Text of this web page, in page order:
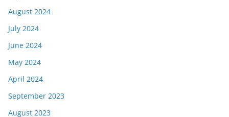
August 2024
July 2024
June 2024
May 2024
April 2024
September 2023
August 2023